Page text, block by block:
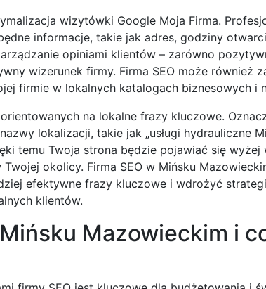
wizytówki Google Moja Firma.
informacje, takie jak adres, godziny
opiniami klientów – zarówno
wizerunek firmy. Firma SEO może również
firmie w lokalnych katalogach biznesowych i
na lokalne frazy kluczowe.
lokalizacji, takie jak „usługi hydrauliczne
temu Twoja strona będzie pojawiać się
okolicy. Firma SEO w Mińsku
efektywne frazy kluczowe i wdrożyć
klientów.
Mazowieckim i